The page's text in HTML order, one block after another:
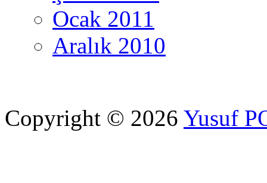
Ocak 2011
Aralık 2010
Copyright © 2026 Yusuf